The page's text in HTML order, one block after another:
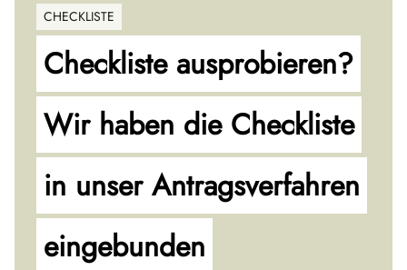
CHECKLISTE
Checkliste ausprobieren?
Wir haben die Checkliste
in unser Antragsverfahren
eingebunden